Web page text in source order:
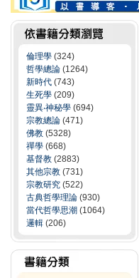
倫理學 (324)
哲學總論 (1264)
新時代 (743)
生死學 (209)
靈異‧神秘學 (694)
宗教總論 (471)
佛教 (5328)
禪學 (668)
基督教 (2883)
其他宗教 (731)
宗教研究 (522)
古典哲學理論 (930)
當代哲學思潮 (1064)
邏輯 (206)